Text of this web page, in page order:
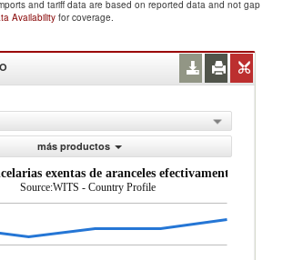
and tariff data are based on reported data and not gap
Availability for coverage.
más productos
exentas de aranceles efectivamente
Source:WITS - Country Profile